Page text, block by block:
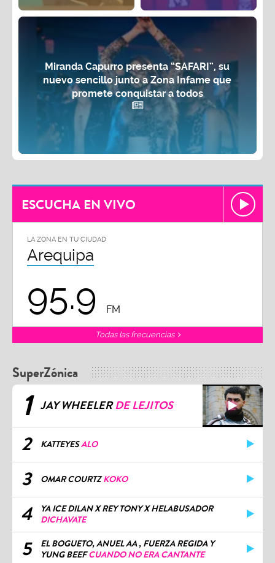
Miranda Capurro presenta “SAFARI”, su
nuevo sencillo junto a Zona Infame que
promete conquistar a todos
ESCUCHA EN VIVO
LA ZONA EN TU CIUDAD
Arequipa
95.9 FM
Todas las frecuencias
SuperZónica
1 JAY WHEELERDE LEJITOS
2 KATTEYESALO
3 OMAR COURTZKOKO
4
YA ICE DILAN X REY TONY X HELABUSADOR
DICHAVATE
5
EL BOGUETO, ANUEL AA , FUERZA REGIDA Y
YUNG BEEFCUANDO NO ERA CANTANTE